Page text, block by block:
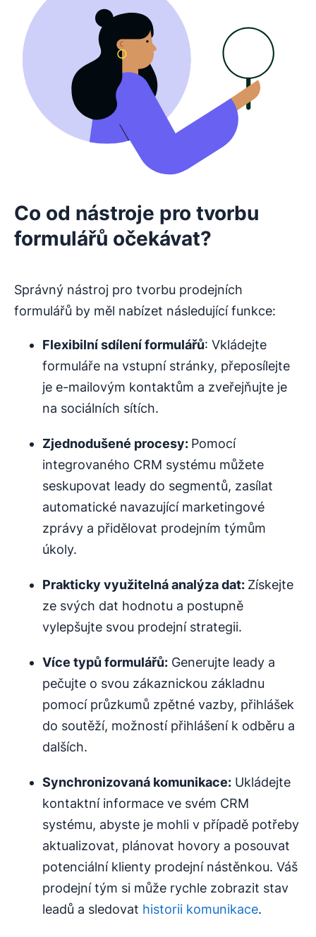
Co od nástroje pro tvorbu
formulářů očekávat?
Správný nástroj pro tvorbu prodejních
formulářů by měl nabízet následující funkce:
Flexibilní sdílení formulářů: Vkládejte
formuláře na vstupní stránky, přeposílejte
je e-mailovým kontaktům a zveřejňujte je
na sociálních sítích.
Zjednodušené procesy: Pomocí
integrovaného CRM systému můžete
seskupovat leady do segmentů, zasílat
automatické navazující marketingové
zprávy a přidělovat prodejním týmům
úkoly.
Prakticky využitelná analýza dat: Získejte
ze svých dat hodnotu a postupně
vylepšujte svou prodejní strategii.
Více typů formulářů: Generujte leady a
pečujte o svou zákaznickou základnu
pomocí průzkumů zpětné vazby, přihlášek
do soutěží, možností přihlášení k odběru a
dalších.
Synchronizovaná komunikace: Ukládejte
kontaktní informace ve svém CRM
systému, abyste je mohli v případě potřeby
aktualizovat, plánovat hovory a posouvat
potenciální klienty prodejní nástěnkou. Váš
prodejní tým si může rychle zobrazit stav
leadů a sledovat historii komunikace.